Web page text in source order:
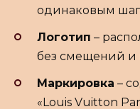
одинаковым
Логотип –
без смещений и
Маркировка –
«Louis Vuitton